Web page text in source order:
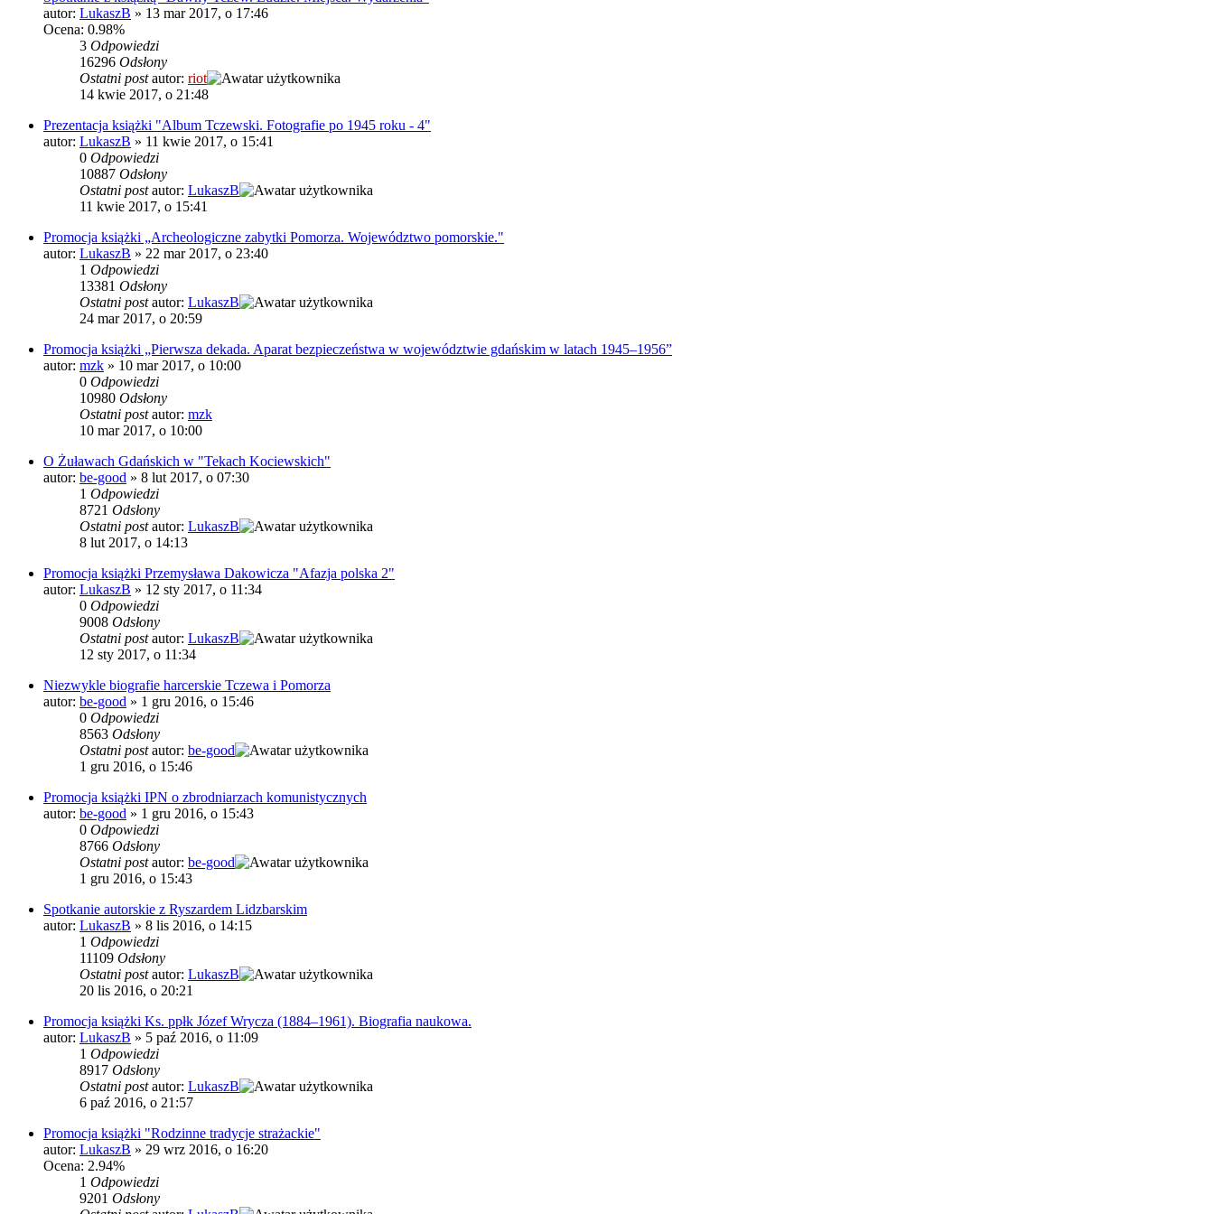
autor: LukaszB » 13 mar 2017, o 17:46
Ocena: 0.98%
3 Odpowiedzi
16296 Odsłony
Ostatni postautor: riot
14 kwie 2017, o 21:48
Prezentacja książki "Album Tczewski. Fotografie po 1945 roku - 4"
autor: LukaszB » 11 kwie 2017, o 15:41
0 Odpowiedzi
10887 Odsłony
Ostatni postautor: LukaszB
11 kwie 2017, o 15:41
Promocja książki „Archeologiczne zabytki Pomorza. Województwo pomorskie."
autor: LukaszB » 22 mar 2017, o 23:40
1 Odpowiedzi
13381 Odsłony
Ostatni postautor: LukaszB
24 mar 2017, o 20:59
Promocja książki „Pierwsza dekada. Aparat bezpieczeństwa w województwie gdańskim w latach 1945–1956”
autor: mzk » 10 mar 2017, o 10:00
0 Odpowiedzi
10980 Odsłony
Ostatni postautor: mzk
10 mar 2017, o 10:00
O Żuławach Gdańskich w "Tekach Kociewskich"
autor: be-good » 8 lut 2017, o 07:30
1 Odpowiedzi
8721 Odsłony
Ostatni postautor: LukaszB
8 lut 2017, o 14:13
Promocja książki Przemysława Dakowicza "Afazja polska 2"
autor: LukaszB » 12 sty 2017, o 11:34
0 Odpowiedzi
9008 Odsłony
Ostatni postautor: LukaszB
12 sty 2017, o 11:34
Niezwykle biografie harcerskie Tczewa i Pomorza
autor: be-good » 1 gru 2016, o 15:46
0 Odpowiedzi
8563 Odsłony
Ostatni postautor: be-good
1 gru 2016, o 15:46
Promocja książki IPN o zbrodniarzach komunistycznych
autor: be-good » 1 gru 2016, o 15:43
0 Odpowiedzi
8766 Odsłony
Ostatni postautor: be-good
1 gru 2016, o 15:43
Spotkanie autorskie z Ryszardem Lidzbarskim
autor: LukaszB » 8 lis 2016, o 14:15
1 Odpowiedzi
11109 Odsłony
Ostatni postautor: LukaszB
20 lis 2016, o 20:21
Promocja książki Ks. ppłk Józef Wrycza (1884–1961). Biografia naukowa.
autor: LukaszB » 5 paź 2016, o 11:09
1 Odpowiedzi
8917 Odsłony
Ostatni postautor: LukaszB
6 paź 2016, o 21:57
Promocja książki "Rodzinne tradycje strażackie"
autor: LukaszB » 29 wrz 2016, o 16:20
Ocena: 2.94%
1 Odpowiedzi
9201 Odsłony